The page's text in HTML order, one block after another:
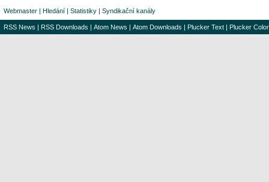
Webmaster | Hledání | Statistiky | Syndikační kanály
RSS News | RSS Downloads | Atom News | Atom Downloads | Plucker Text | Plucker Color